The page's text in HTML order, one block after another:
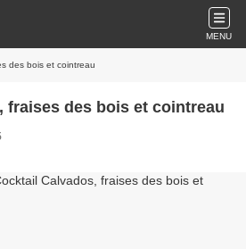
MENU
des bois et cointreau
fraises des bois et cointreau